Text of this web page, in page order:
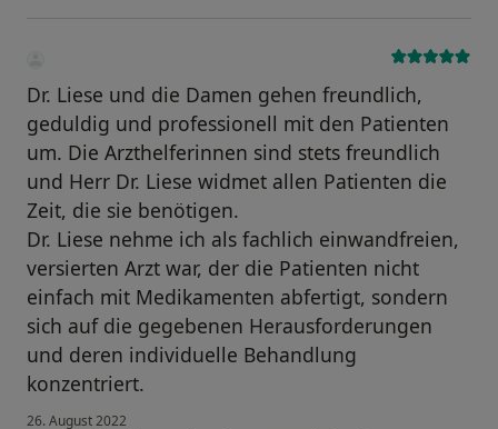
Dr. Liese und die Damen gehen freundlich,
geduldig und professionell mit den Patienten
um. Die Arzthelferinnen sind stets freundlich
und Herr Dr. Liese widmet allen Patienten die
Zeit, die sie benötigen.
Dr. Liese nehme ich als fachlich einwandfreien,
versierten Arzt war, der die Patienten nicht
einfach mit Medikamenten abfertigt, sondern
sich auf die gegebenen Herausforderungen
und deren individuelle Behandlung
konzentriert.
26. August 2022